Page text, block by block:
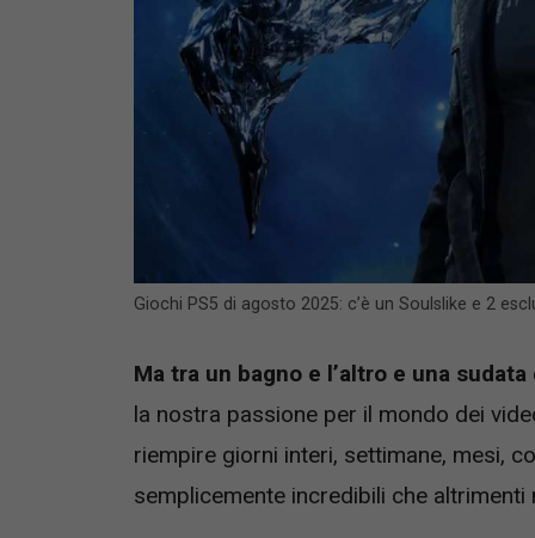
Giochi PS5 di agosto 2025: c’è un Soulslike e 2
Ma tra un bagno e l’altro e una sudata
la nostra passione per il mondo dei
riempire giorni interi, settimane, mesi,
semplicemente incredibili che